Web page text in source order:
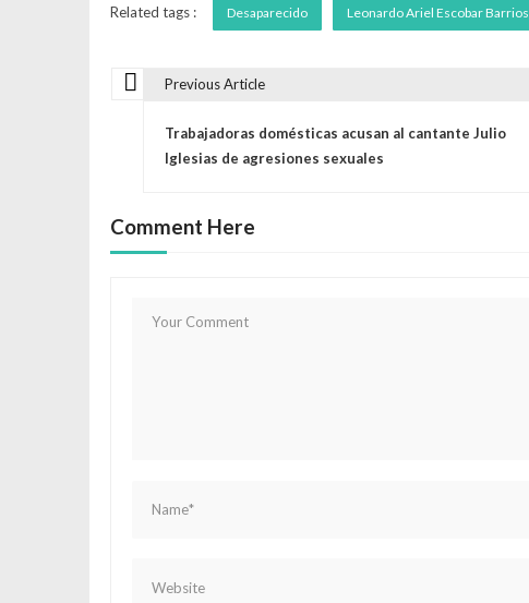
Related tags : Desaparecido Leonardo Ariel Escobar Barrios
v
Previous Article
Trabajadoras domésticas acusan al cantante Julio
Iglesias de agresiones sexuales
Comment Here